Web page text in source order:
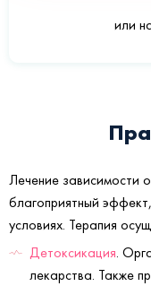
или
Лечение зависимости
благоприятный
условиях. Терапия
Детоксикация.
лекарства. Также